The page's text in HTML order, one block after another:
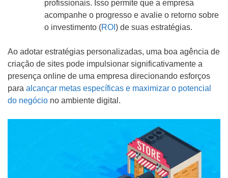
profissionais. Isso permite que a empresa
acompanhe o progresso e avalie o retorno sobre
o investimento (ROI ) de suas estratégias.
Ao adotar estratégias personalizadas, uma boa agência de
criação de sites pode impulsionar significativamente a
presença online de uma empresa direcionando esforços
para alcançar metas específicas e maximizar o potencial
do negócio no ambiente digital.